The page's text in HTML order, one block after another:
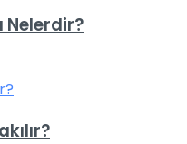
Nelerdir?